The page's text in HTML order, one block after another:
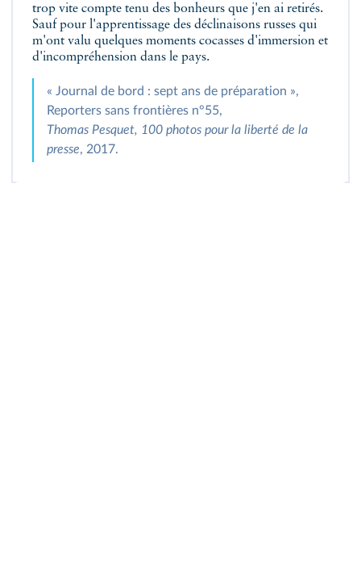
trop vite compte tenu des bonheurs que j'en ai retirés.
Sauf pour l'apprentissage des déclinaisons russes qui
m'ont valu quelques moments cocasses d'immersion et
d'incompréhension dans le pays.
« Journal de bord : sept ans de préparation »,
Reporters sans frontières n°55,
Thomas Pesquet, 100 photos pour la liberté de la
presse, 2017.